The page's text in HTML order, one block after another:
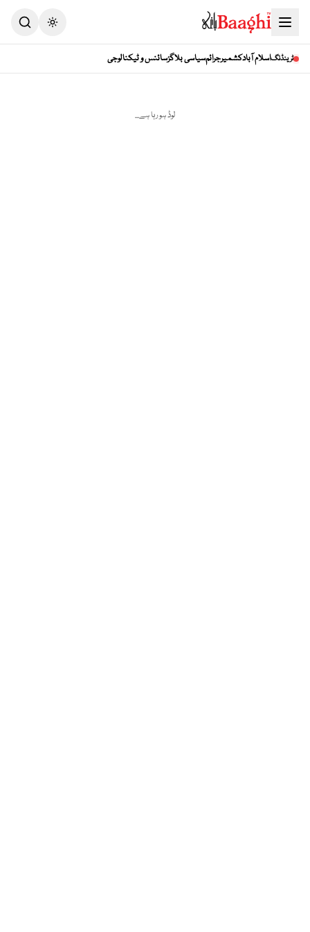
Toggle theme
ٹرینڈنگاسلام آبادکشمیرجرائمسیاسی بلاگزسائنس و ٹیکنالوجی
لوڈ ہو رہا ہے...